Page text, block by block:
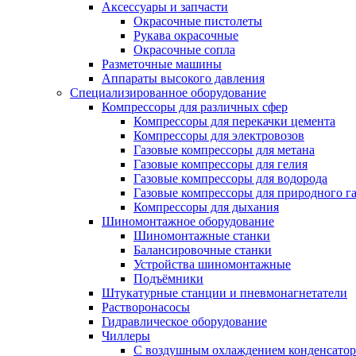
Аксессуары и запчасти
Окрасочные пистолеты
Рукава окрасочные
Окрасочные сопла
Разметочные машины
Аппараты высокого давления
Специализированное оборудование
Компрессоры для различных сфер
Компрессоры для перекачки цемента
Компрессоры для электровозов
Газовые компрессоры для метана
Газовые компрессоры для гелия
Газовые компрессоры для водорода
Газовые компрессоры для природного
Компрессоры для дыхания
Шиномонтажное оборудование
Шиномонтажные станки
Балансировочные станки
Устройства шиномонтажные
Подъёмники
Штукатурные станции и пневмонагнетатели
Растворонасосы
Гидравлическое оборудование
Чиллеры
С воздушным охлаждением